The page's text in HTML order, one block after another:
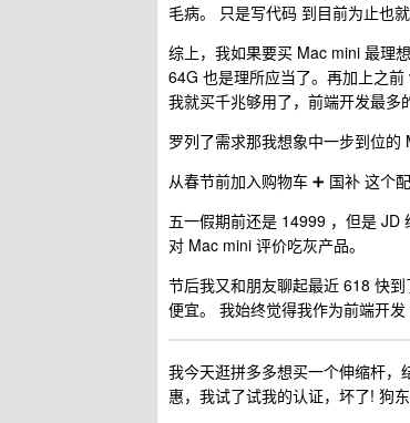
毛病。 只是写代码 到目前为止也
综上，我如果要买 Mac mini 最理
64G 也是理所应当了。再加上之
我就买千兆够用了，前端开发最多
罗列了需求那我想象中一步到位的
从春节前加入购物车 ➕ 国补 这个
五一假期前还是 14999 ，但是 JD
对 Mac mini 评价吃灰产品。
节后我又和朋友聊起最近 618 快
便宜。 我始终觉得我作为前端开
我今天逛拼多多想买一个伸缩杆
惠，我试了试我的认证，坏了! 狗